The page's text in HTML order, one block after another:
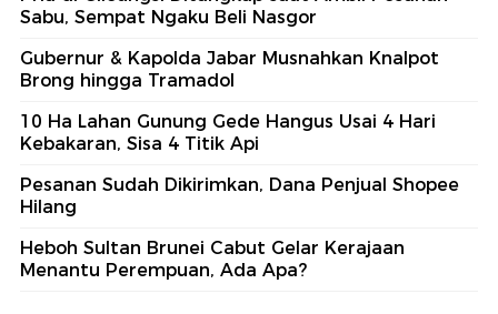
Sabu, Sempat Ngaku Beli Nasgor
Gubernur & Kapolda Jabar Musnahkan Knalpot
Brong hingga Tramadol
10 Ha Lahan Gunung Gede Hangus Usai 4 Hari
Kebakaran, Sisa 4 Titik Api
Pesanan Sudah Dikirimkan, Dana Penjual Shopee
Hilang
Heboh Sultan Brunei Cabut Gelar Kerajaan
Menantu Perempuan, Ada Apa?